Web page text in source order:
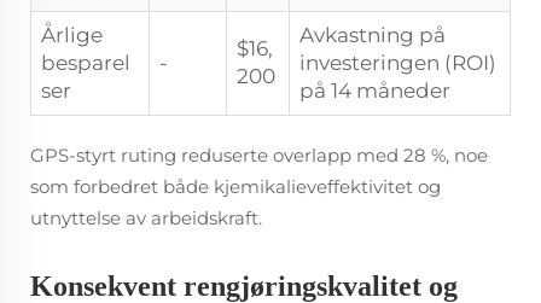
Årlige
besparel
ser
-
$16,
200
Avkastning på
investeringen (ROI)
på 14 måneder
GPS-styrt ruting reduserte overlapp med 28 %, noe
som forbedret både kjemikalieveffektivitet og
utnyttelse av arbeidskraft.
Konsekvent rengjøringskvalitet og